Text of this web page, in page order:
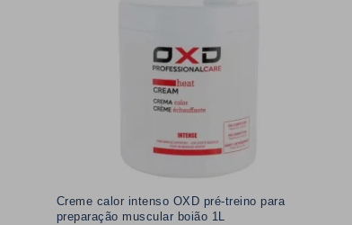
Creme calor intenso OXD pré-treino para
preparação muscular boião 1L